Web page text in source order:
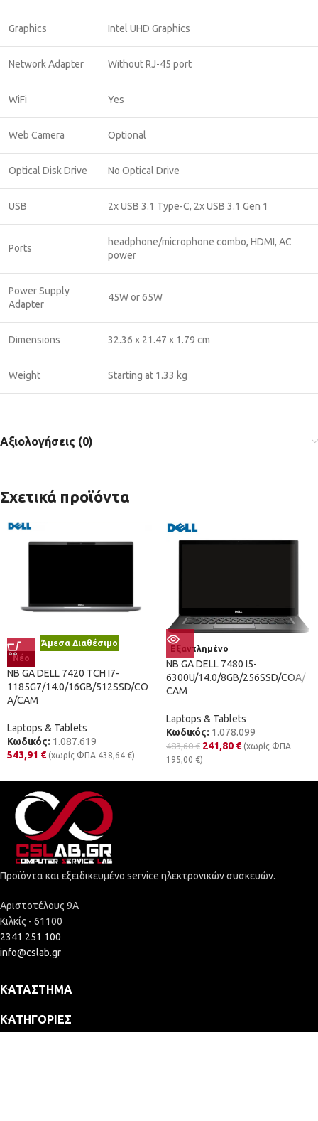
Graphics Intel UHD Graphics
Network Adapter Without RJ-45 port
WiFi Yes
Web Camera Optional
Optical Disk Drive No Optical Drive
USB 2x USB 3.1 Type-C, 2x USB 3.1 Gen 1
Ports
headphone/microphone combo, HDMI, AC
power
Power Supply
Adapter
45W or 65W
Dimensions 32.36 x 21.47 x 1.79 cm
Weight Starting at 1.33 kg
Αξιολογήσεις (0)
Σχετικά προϊόντα
Άμεσα Διαθέσιμο
Νέο
NB GA DELL 7420 TCH I7-
1185G7/14.0/16GB/512SSD/CO
A/CAM
Laptops & Tablets
Κωδικός: 1.087.619
543,91 € (χωρίς ΦΠΑ 438,64 €)
Εξαντλημένο
NB GA DELL 7480 I5-
6300U/14.0/8GB/256SSD/COA/
CAM
Laptops & Tablets
Κωδικός: 1.078.099
483,60€ 241,80 € (χωρίς ΦΠΑ
195,00 €)
Προϊόντα και εξειδικευμένο service ηλεκτρονικών συσκευών.
Αριστοτέλους 9Α
Κιλκίς - 61100
2341 251 100
info@cslab.gr
ΚΑΤΆΣΤΗΜΑ
ΚΑΤΗΓΟΡΊΕΣ